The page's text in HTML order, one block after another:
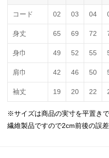
コード 02 03 04
身丈 65 69 72
身巾 49 52 55
肩巾 42 46 50
袖丈 19 20 22
※サイズは商品の実寸を平置きで
繊維製品ですので2cm前後の誤